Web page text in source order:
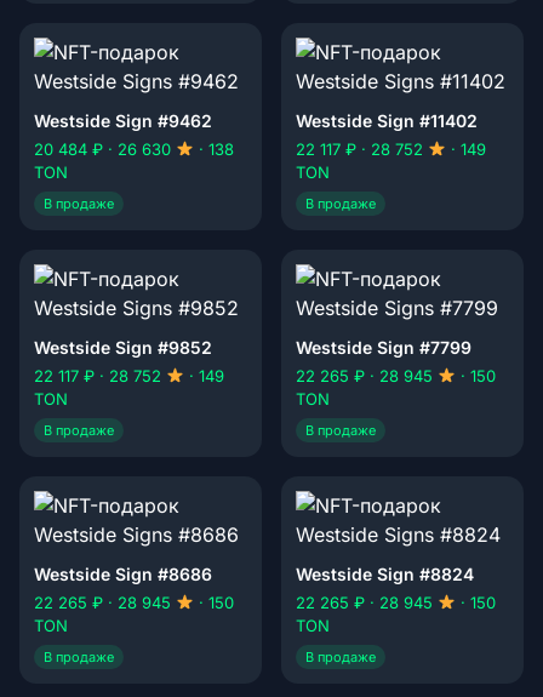
Westside Sign #9462
20 484 ₽ · 26 630
· 138
TON
В продаже
Westside Sign #11402
22 117 ₽ · 28 752
· 149
TON
В продаже
Westside Sign #9852
22 117 ₽ · 28 752
· 149
TON
В продаже
Westside Sign #7799
22 265 ₽ · 28 945
· 150
TON
В продаже
Westside Sign #8686
22 265 ₽ · 28 945
· 150
TON
В продаже
Westside Sign #8824
22 265 ₽ · 28 945
· 150
TON
В продаже